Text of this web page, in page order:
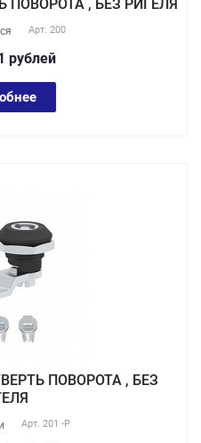
ПОВОРОТА , БЕЗ РИГЕЛЯ
Арт. 200
рублей
ПОВОРОТА , БЕЗ
Арт. 201 -P